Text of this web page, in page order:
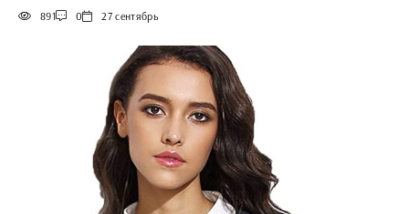
891 0 27 сентябрь